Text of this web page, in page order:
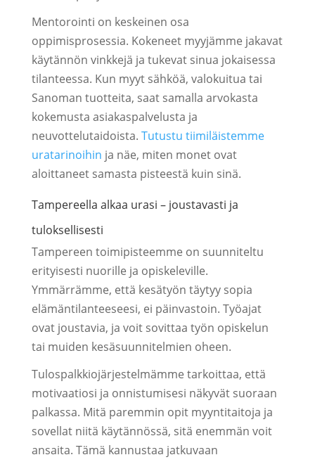
Mentorointi on keskeinen osa
oppimisprosessia. Kokeneet myyjämme jakavat
käytännön vinkkejä ja tukevat sinua jokaisessa
tilanteessa. Kun myyt sähköä, valokuitua tai
Sanoman tuotteita, saat samalla arvokasta
kokemusta asiakaspalvelusta ja
neuvottelutaidoista. Tutustu tiimiläistemme
uratarinoihin ja näe, miten monet ovat
aloittaneet samasta pisteestä kuin sinä.
Tampereella alkaa urasi – joustavasti ja
tuloksellisesti
Tampereen toimipisteemme on suunniteltu
erityisesti nuorille ja opiskeleville.
Ymmärrämme, että kesätyön täytyy sopia
elämäntilanteeseesi, ei päinvastoin. Työajat
ovat joustavia, ja voit sovittaa työn opiskelun
tai muiden kesäsuunnitelmien oheen.
Tulospalkkiojärjestelmämme tarkoittaa, että
motivaatiosi ja onnistumisesi näkyvät suoraan
palkassa. Mitä paremmin opit myyntitaitoja ja
sovellat niitä käytännössä, sitä enemmän voit
ansaita. Tämä kannustaa jatkuvaan